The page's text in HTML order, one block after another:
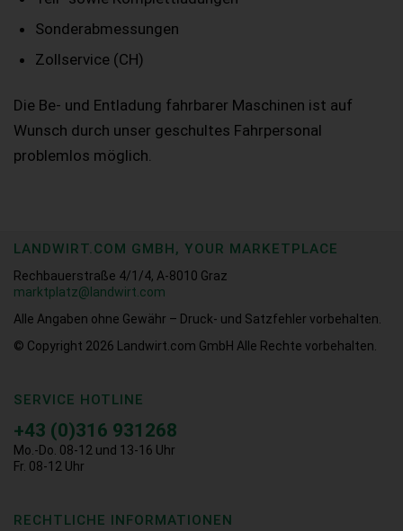
Sonderabmessungen
Zollservice (CH)
Die Be- und Entladung fahrbarer Maschinen ist auf
Wunsch durch unser geschultes Fahrpersonal
problemlos möglich.
LANDWIRT.COM GMBH, YOUR MARKETPLACE
Rechbauerstraße 4/1/4, A-8010 Graz
marktplatz@landwirt.com
Alle Angaben ohne Gewähr – Druck- und Satzfehler vorbehalten.
© Copyright 2026
Landwirt.com GmbH Alle Rechte vorbehalten.
SERVICE HOTLINE
+43 (0)316 931268
Mo.-Do. 08-12 und 13-16 Uhr
Fr. 08-12 Uhr
RECHTLICHE INFORMATIONEN